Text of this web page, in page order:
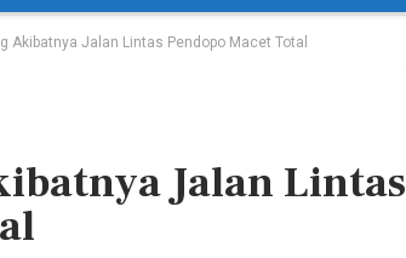
Akibatnya Jalan Lintas Pendopo Macet Total
Jalan Lintas
HEADLINE